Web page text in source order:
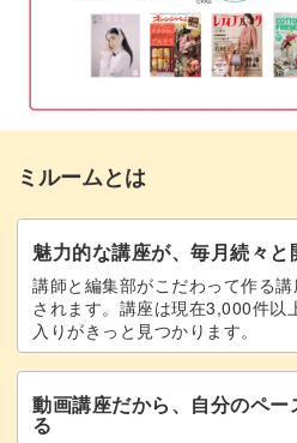
描画している時は無心になれて
と曲がった線も、すべて素敵な
基本を学んで、個性あふれる
か？
5色目で丸を描く
完成♪
ミルームとは
魅力的な講座が、毎月続々と
講師と編集部がこだわって作る
されます。講座は現在3,000件以
入りがきっと見つかります。
動画講座だから、自分のペー
る